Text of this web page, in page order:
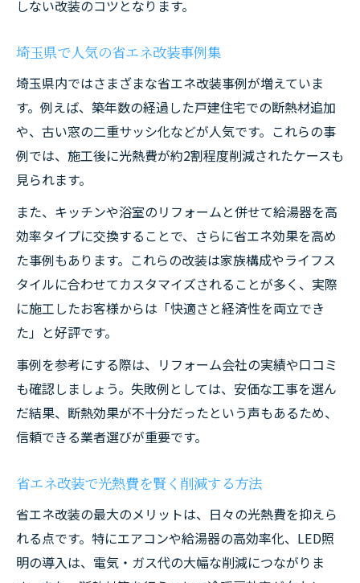
しない改装のコツとなります。
埼玉県で人気の省エネ改装事例集
埼玉県内ではさまざまな省エネ改装事例が増えていま
す。例えば、築年数の経過した戸建住宅での断熱材追加
や、古い窓の二重サッシ化などが人気です。これらの事
例では、施工後に光熱費が約2割程度削減されたケースも
見られます。
また、キッチンや浴室のリフォームと併せて給湯器を高
効率タイプに交換することで、さらに省エネ効果を高め
た事例もあります。これらの改装は家族構成やライフス
タイルに合わせてカスタマイズされることが多く、実際
に施工したお客様からは「快適さと経済性を両立でき
た」と好評です。
事例を参考にする際は、リフォーム会社の実績や口コミ
も確認しましょう。失敗例としては、安価な工事を選ん
だ結果、断熱効果が不十分だったという声もあるため、
信頼できる業者選びが重要です。
省エネ改装で光熱費を賢く削減する方法
省エネ改装の最大のメリットは、日々の光熱費を抑えら
れる点です。特にエアコンや給湯器の高効率化、LED照
明の導入は、電気・ガス代の大幅な削減につながりま